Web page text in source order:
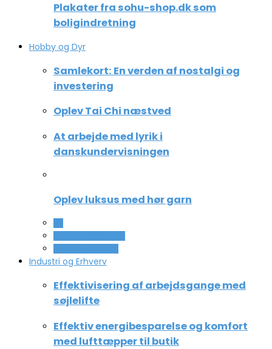
Plakater fra sohu-shop.dk som
boligindretning
Hobby og Dyr
Samlekort: En verden af nostalgi og
investering
Oplev Tai Chi næstved
At arbejde med lyrik i
danskundervisningen
Oplev luksus med hør garn
Industri og Erhverv
Effektivisering af arbejdsgange med
søjlelifte
Effektiv energibesparelse og komfort
med lufttæpper til butik